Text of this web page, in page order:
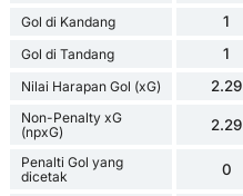
Gol di Kandang 1
Gol di Tandang 1
Nilai Harapan Gol (xG) 2.29
Non-Penalty xG
(npxG)
2.29
Penalti Gol yang
dicetak
0